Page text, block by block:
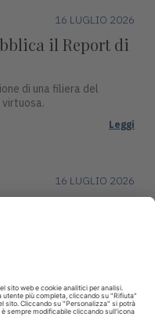
16 LUGLIO 2026
il Report di
di una filiera del
Leggi
16 LUGLIO 2026
Leggi